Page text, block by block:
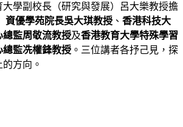
學副校長（研究與發展）呂大樂教授擔
資優學苑院長吳大琪教授 、 香港科技大
監周敬流教授及香港教育大學特殊學習
總監冼權鋒教授 。三位講者各抒己見，探
方向。